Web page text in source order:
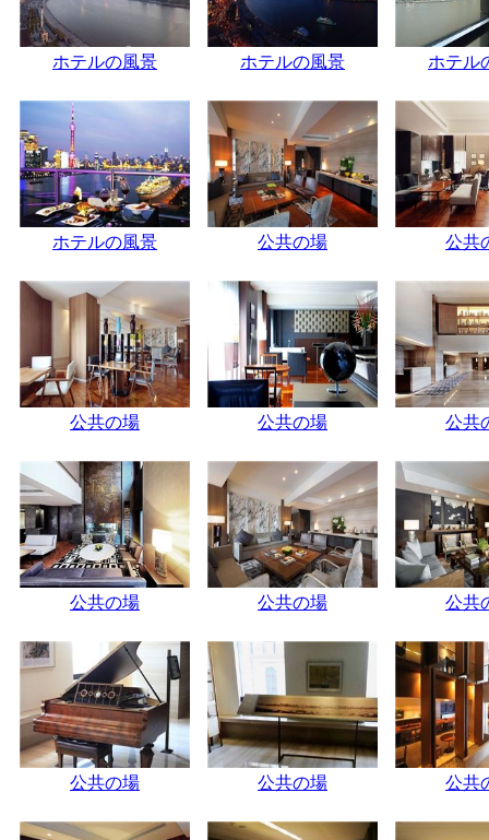
ホテルの風景 ホテルの風景 ホテル
ホテルの風景 公共の場 公共
公共の場 公共の場 公共
公共の場 公共の場 公共
公共の場 公共の場 公共